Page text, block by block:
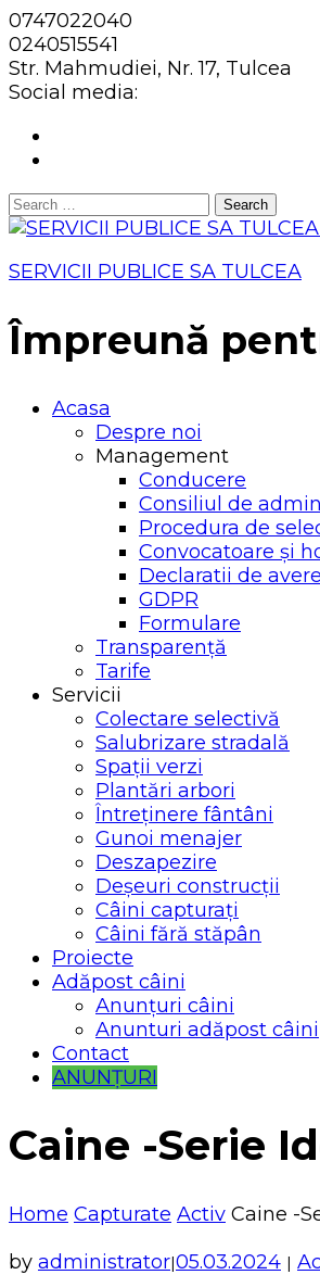
0747022040
0240515541
Str. Mahmudiei, Nr. 17, Tulcea
Social media:
Search
for:
SERVICII PUBLICE SA TULCEA
Împreună
Acasa
Despre noi
Management
Conducere
Consiliul de
Procedura de
Convocatoare și
Declaratii de
GDPR
Formulare
Transparență
Tarife
Servicii
Colectare selectivă
Salubrizare stradală
Spații verzi
Plantări arbori
Întreținere fântâni
Gunoi menajer
Deszapezire
Deșeuri construcții
Câini capturați
Câini fără stăpân
Proiecte
Adăpost câini
Anunțuri câini
Anunturi adăpost câini
Contact
ANUNȚURI
Caine -Serie
Home Capturate Activ Caine -
by administrator|05.03.2024 |